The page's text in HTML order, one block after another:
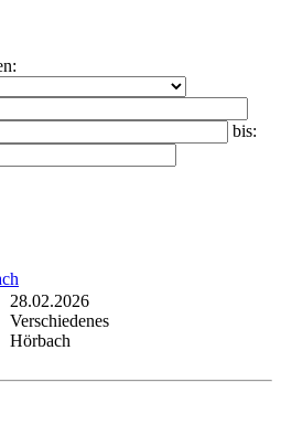
bis:
28.02.2026
Verschiedenes
Hörbach